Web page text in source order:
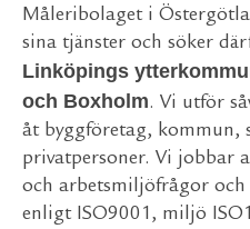
Måleribolaget i
sina tjänster och söker
Linköpings
och Boxholm. Vi utför
åt byggföretag, kommun,
privatpersoner. Vi jobbar
och arbetsmiljöfrågor
enligt ISO9001, miljö